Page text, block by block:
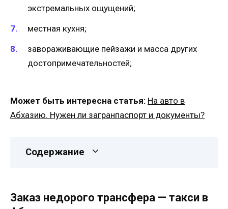
экстремальных ощущений;
местная кухня;
завораживающие пейзажи и масса других
достопримечательностей;
Может быть интересна статья: На авто в
Абхазию. Нужен ли загранпаспорт и документы?
Содержание
Заказ недорого трансфера — такси в